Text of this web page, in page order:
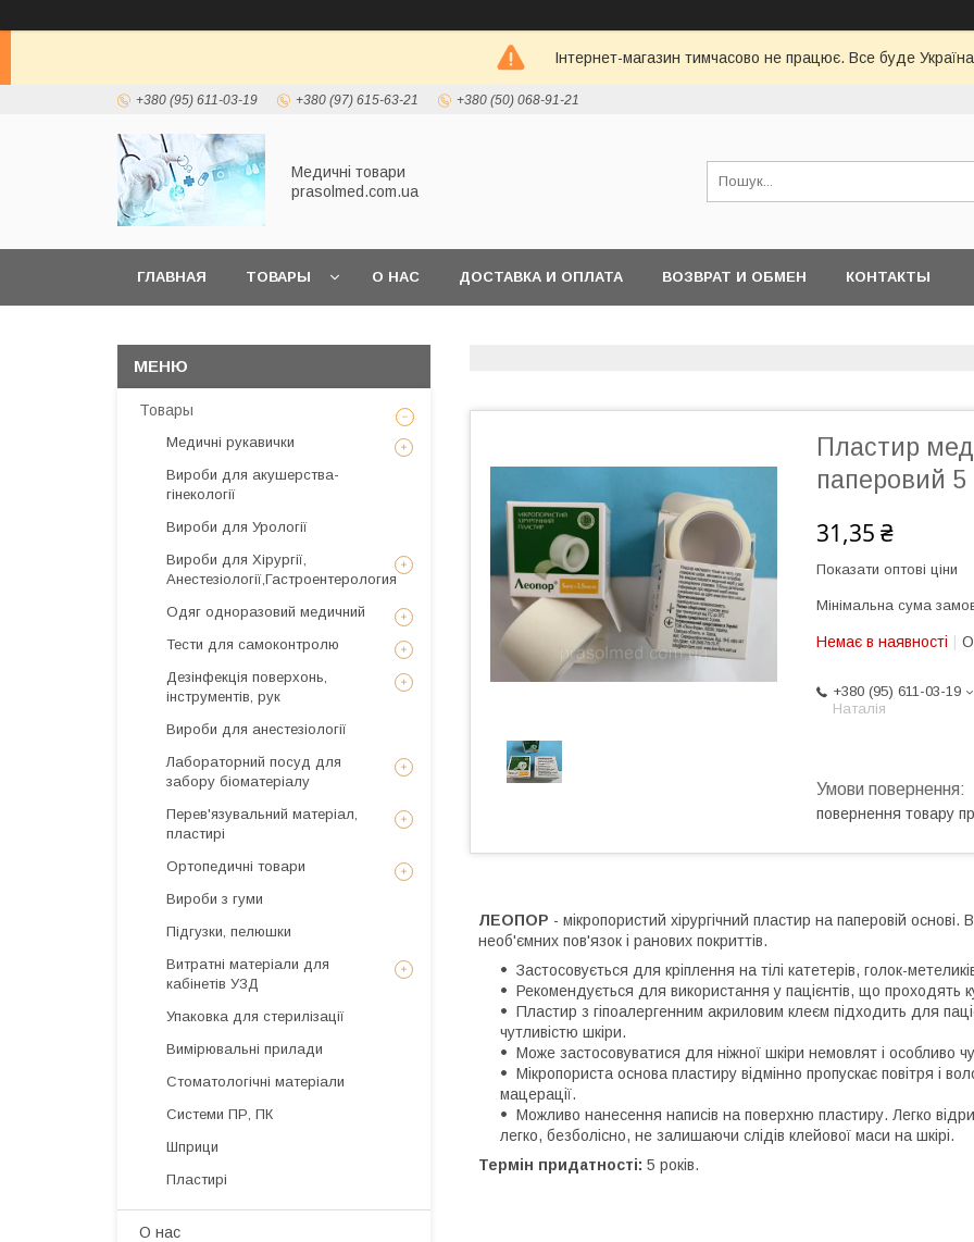
Інтернет-магазин тимчасово не працює. Все буде
+380 (95) 611-03-19 +380 (97) 615-63-21 +380 (50) 068-91-21
Медичні товари
prasolmed.com.ua
ГЛАВНАЯ ТОВАРЫ О НАС ДОСТАВКА И ОПЛАТА ВОЗВРАТ И ОБМЕН КОНТАКТЫ
Пластир
паперовий
31,35 ₴
Показати оптові ціни
Мінімальна сума
Немає в наявності
+380 (95) 611-03-19
Наталія
повернення товару
ЛЕОПОР - мікропористий хірургічний пластир на паперовій
необ'ємних пов'язок і ранових покриттів.
Застосовується для кріплення на тілі катетерів, голок-
Рекомендується для використання у пацієнтів, що проходять
Пластир з гіпоалергенним акриловим клеєм підходить для
чутливістю шкіри.
Може застосовуватися для ніжної шкіри немовлят і особливо
Мікропориста основа пластиру відмінно пропускає повітря і
мацерації.
Можливо нанесення написів на поверхню пластиру. Легко
легко, безболісно, ​​не залишаючи слідів клейової маси на шкірі.
Термін придатності: 5 років.
Товары
Медичні рукавички
Вироби для акушерства-
гінекології
Вироби для Урології
Вироби для Хірургії,
Анестезіології,Гастроентерология
Одяг одноразовий медичний
Тести для самоконтролю
Дезінфекція поверхонь,
інструментів, рук
Вироби для анестезіології
Лабораторний посуд для
забору біоматеріалу
Перев'язувальний матеріал,
пластирі
Ортопедичні товари
Вироби з гуми
Підгузки, пелюшки
Витратні матеріали для
кабінетів УЗД
Упаковка для стерилізації
Вимірювальні прилади
Стоматологічні матеріали
Системи ПР, ПК
Шприци
Пластирі
О нас